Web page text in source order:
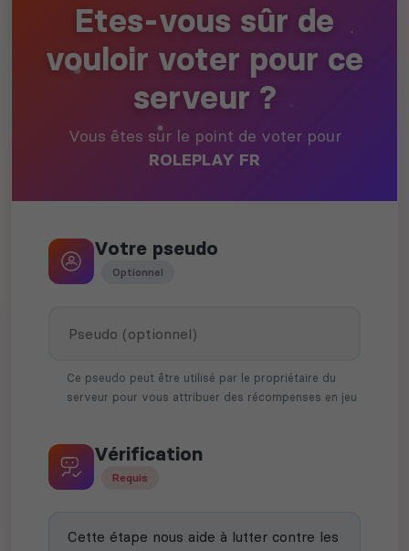
Etes-vous sûr de
vouloir voter pour ce
serveur ?
Vous êtes sur le point de voter pour
ROLEPLAY FR
Votre pseudo
Optionnel
Ce pseudo peut être utilisé par le propriétaire du
serveur pour vous attribuer des récompenses en jeu
Vérification
Requis
Cette étape nous aide à lutter contre les